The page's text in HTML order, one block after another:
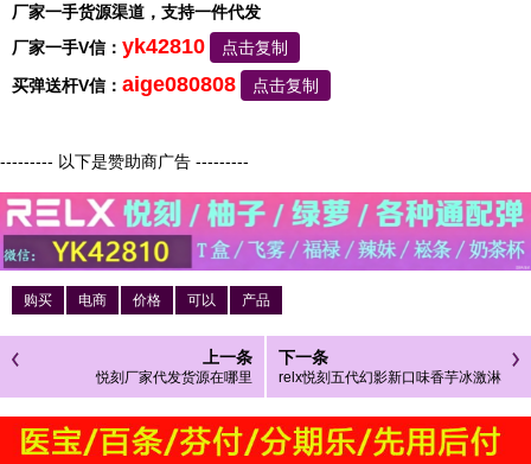
厂家一手货源渠道，支持一件代发
厂家一手V信： yk42810
点击复制
买弹送杆V信： aige080808 点击复制
--------- 以下是赞助商广告 ---------
购买 电商 价格 可以 产品
上一条
悦刻厂家代发货源在哪里
下一条
relx悦刻五代幻影新口味香芋冰激淋